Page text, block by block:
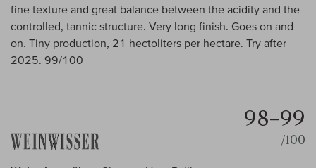
fine texture and great balance between the acidity and the
controlled, tannic structure. Very long finish. Goes on and
on. Tiny production, 21 hectoliters per hectare. Try after
2025. 99/100
98–99
/100